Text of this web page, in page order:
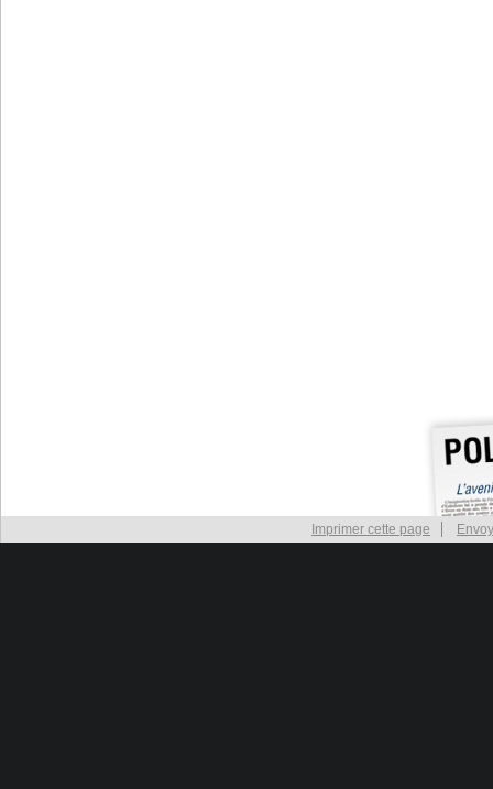
Imprimer cette page